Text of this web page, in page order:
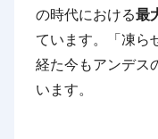
の時代における最
ています。「凍ら
経た今もアンデス
います。